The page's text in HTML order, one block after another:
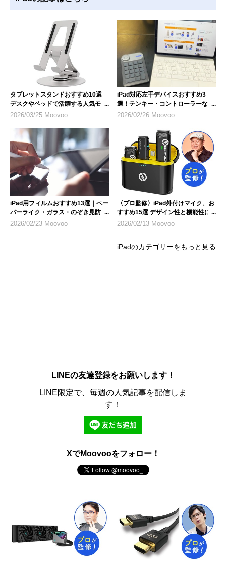
タブレットスタンドおすすめ10選
デスクやベッドで活躍する人気モデ
ル
2026/03/25 Moovoo
iPad対応左手デバイスおすすめ3
選！テンキー・コントローラーな
ど、選び方のポイントも解説
2026/02/26 Moovoo
iPad用フィルムおすすめ13選｜ペー
パーライク・ガラス・のぞき見防止
など人気製品を紹介
2026/02/23 Moovoo
〈プロ監修〉iPad外付けマイク、お
すすめ15選 デザイン性と機能性に
も注目
2026/02/13 Moovoo
iPadのカテゴリーをもっと見る
LINEの友達登録をお願いします！
LINE限定で、毎週の人気記事を配信しま
す！
XでMoovooをフォロー！